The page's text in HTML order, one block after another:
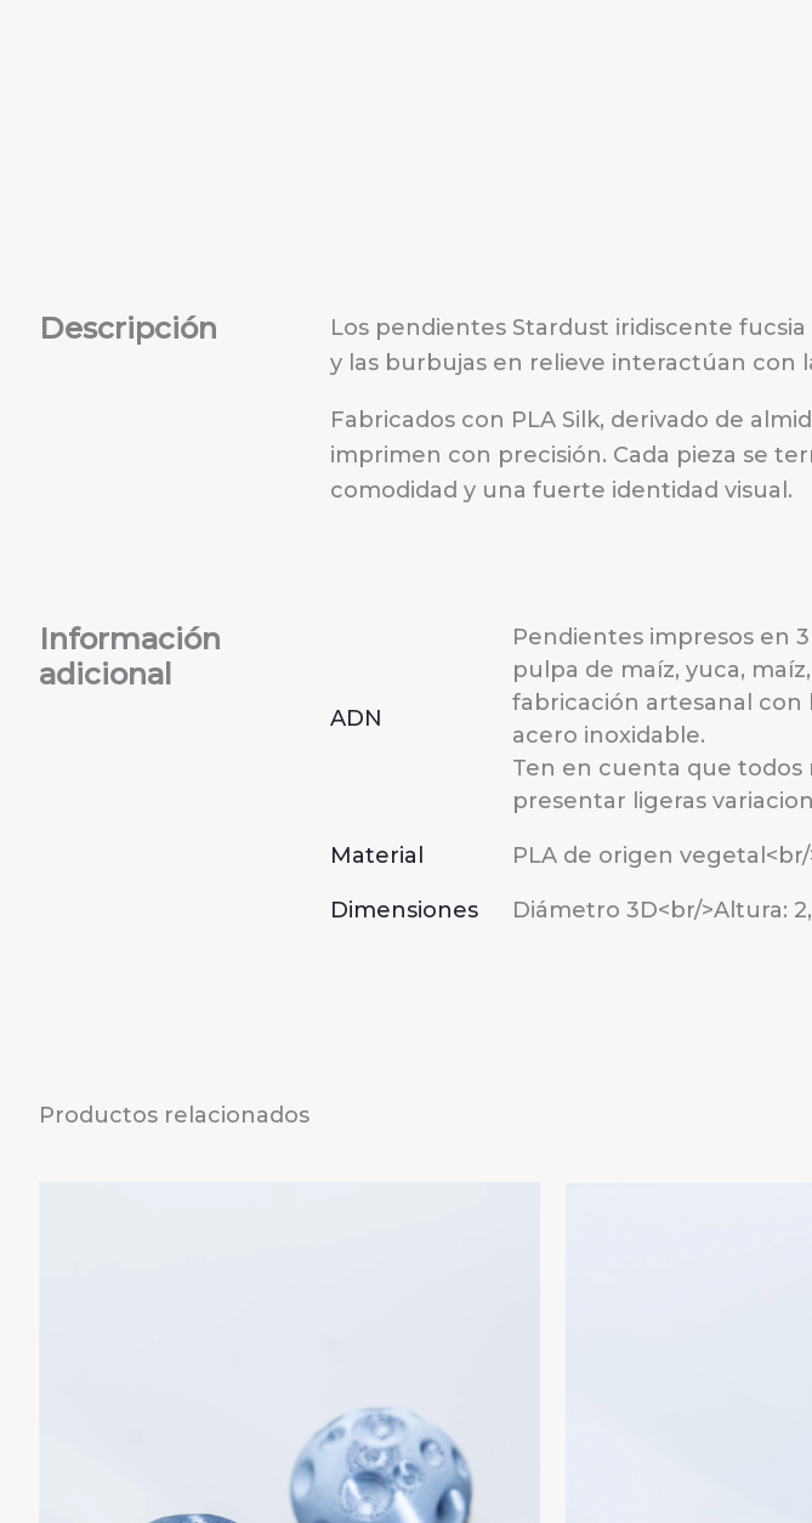
Descripción
Los pendientes Stardust iridiscente
y las burbujas en relieve interactúan con
Fabricados con PLA Silk, derivado de
imprimen con precisión. Cada pieza se
comodidad y una fuerte identidad visual.
Información
adicional
ADN
Pendientes impresos en
pulpa de maíz, yuca,
fabricación artesanal
acero inoxidable.
Ten en cuenta que
presentar ligeras
Material PLA de origen
Dimensiones Diámetro 3D<br/>Altura:
Productos relacionados